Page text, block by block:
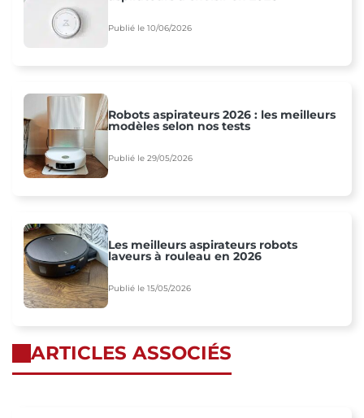
Publié le 10/06/2026
Robots aspirateurs 2026 : les meilleurs
modèles selon nos tests
Publié le 29/05/2026
Les meilleurs aspirateurs robots
laveurs à rouleau en 2026
Publié le 15/05/2026
ARTICLES ASSOCIÉS